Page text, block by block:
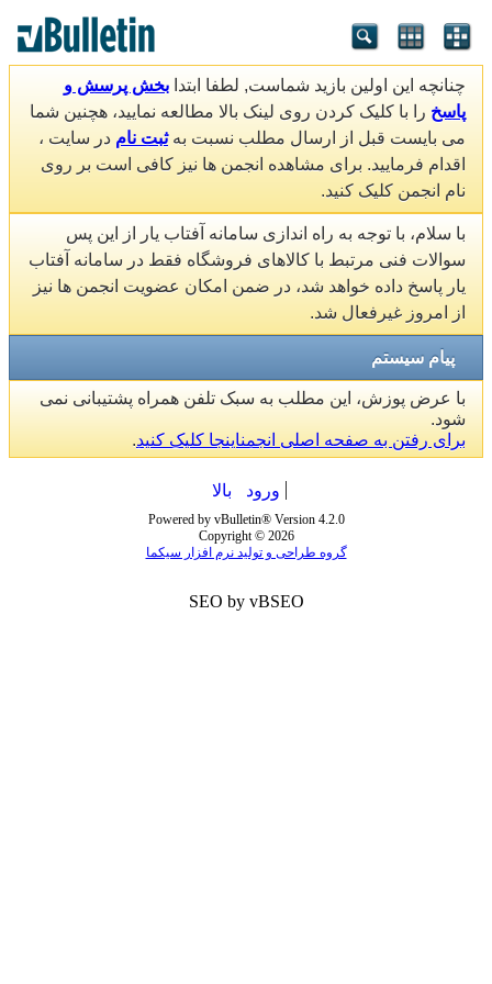
چنانچه این اولین بازید شماست, لطفا ابتدا بخش پرسش و
پاسخ را با کلیک کردن روی لینک بالا مطالعه نمایید، هچنین شما
می بایست قبل از ارسال مطلب نسبت بهثبت نام در سایت ،
اقدام فرمایید. برای مشاهده انجمن ها نیز کافی است بر روی
نام انجمن کلیک کنید.
با سلام، با توجه به راه اندازی سامانه آفتاب یار از این پس
سوالات فنی مرتبط با کالاهای فروشگاه فقط در سامانه آفتاب
یار پاسخ داده خواهد شد، در ضمن امکان عضویت انجمن ها نیز
از امروز غیرفعال شد.
پیام سیستم
با عرض پوزش، این مطلب به سبک تلفن همراه پشتیبانی نمی
شود.
برای رفتن به صفحه اصلی انجمناینجا کلیک کنید.
ورود بالا
Powered by vBulletin® Version 4.2.0
Copyright © 2026
گروه طراحی و تولید نرم افزار سیکما
SEO by vBSEO